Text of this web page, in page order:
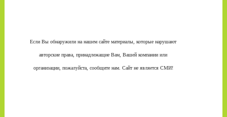
Если Вы обнаружили на нашем сайте материалы, которые нарушают
авторские права, принадлежащие Вам, Вашей компании или
организации, пожалуйста, сообщите нам. Сайт не является СМИ!